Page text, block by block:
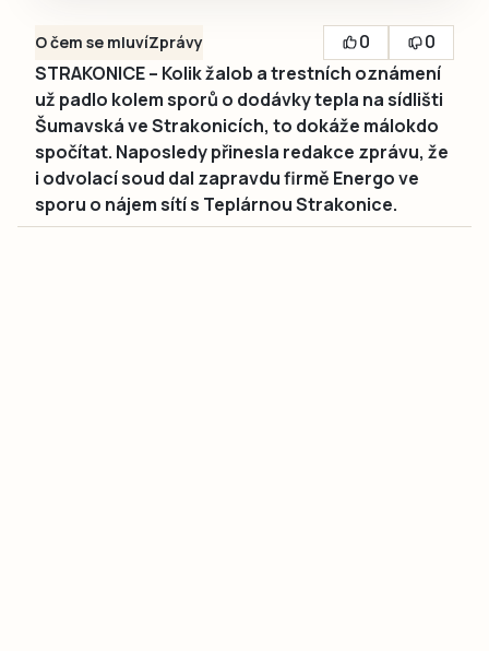
O čem se mluvíZprávy 0
0
STRAKONICE – Kolik žalob a trestních oznámení
už padlo kolem sporů o dodávky tepla na sídlišti
Šumavská ve Strakonicích, to dokáže málokdo
spočítat. Naposledy přinesla redakce zprávu, že
i odvolací soud dal zapravdu firmě Energo ve
sporu o nájem sítí s Teplárnou Strakonice.